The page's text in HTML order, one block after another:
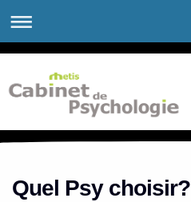
Quel Psy choisir?